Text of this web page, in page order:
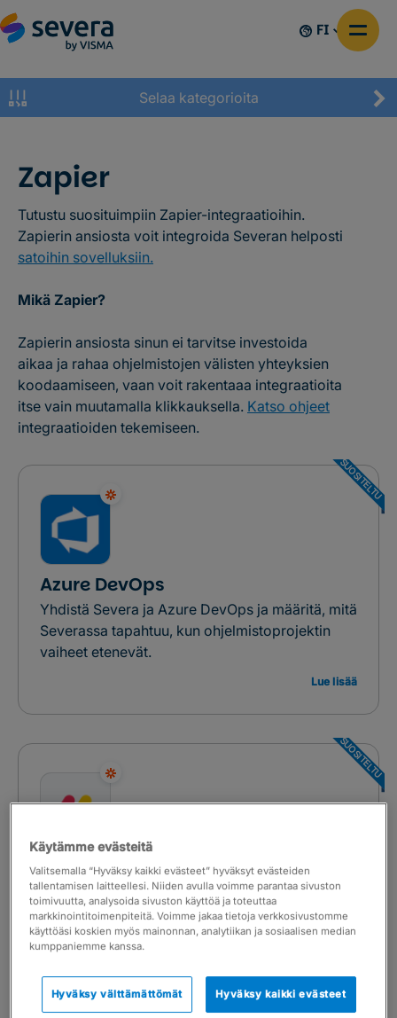
FI
Selaa kategorioita
Zapier
Tutustu suosituimpiin Zapier-integraatioihin.
Zapierin ansiosta voit integroida Severan helposti
satoihin sovelluksiin.
Mikä Zapier?
Zapierin ansiosta sinun ei tarvitse investoida
aikaa ja rahaa ohjelmistojen välisten yhteyksien
koodaamiseen, vaan voit rakentaaa integraatioita
itse vain muutamalla klikkauksella. Katso ohjeet
integraatioiden tekemiseen.
Azure DevOps
Yhdistä Severa ja Azure DevOps ja määritä, mitä
Severassa tapahtuu, kun ohjelmistoprojektin
vaiheet etenevät.
SUOSITELTU
Lue lisää
monday.com
Luo Severan ja monday.comin välille
integraatio, jonka avulla projekti-, asiakas ja
laskutustiedot pysyvät aina ajan tasalla.
SUOSITELTU
Käytämme evästeitä
Valitsemalla “Hyväksy kaikki evästeet” hyväksyt evästeiden
tallentamisen laitteellesi. Niiden avulla voimme parantaa sivuston
toimivuutta, analysoida sivuston käyttöä ja toteuttaa
markkinointitoimenpiteitä. Voimme jakaa tietoja verkkosivustomme
käyttöäsi koskien myös mainonnan, analytiikan ja sosiaalisen median
kumppaniemme kanssa.
Hyväksy välttämättömät Hyväksy kaikki evästeet